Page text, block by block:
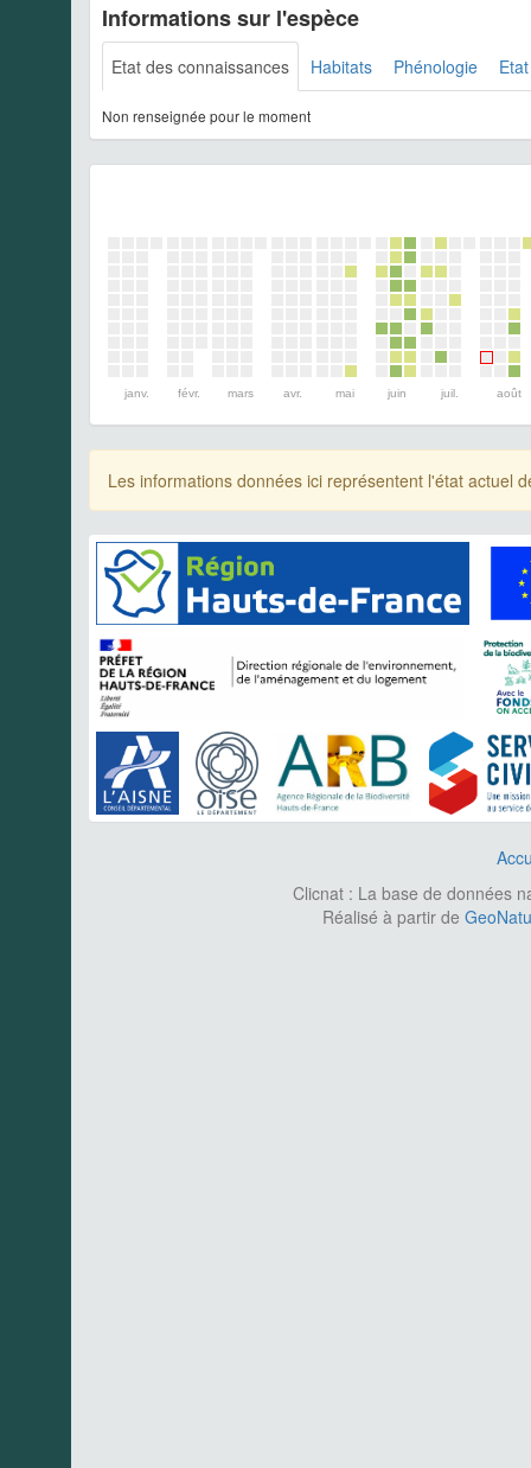
Informations sur l'espèce
Etat des connaissances Habitats Phénologie
Non renseignée pour le moment
janv. févr. mars avr. mai juin juil. août
Les informations données ici représentent l'état actuel
Clicnat : La base de données
Réalisé à partir de